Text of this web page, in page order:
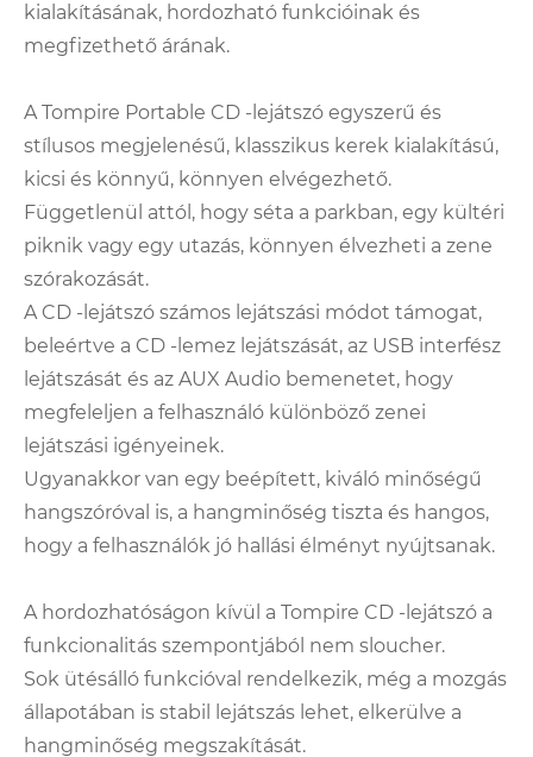
kialakításának, hordozható funkcióinak és
megfizethető árának.
A Tompire Portable CD -lejátszó egyszerű és
stílusos megjelenésű, klasszikus kerek kialakítású,
kicsi és könnyű, könnyen elvégezhető.
Függetlenül attól, hogy séta a parkban, egy kültéri
piknik vagy egy utazás, könnyen élvezheti a zene
szórakozását.
A CD -lejátszó számos lejátszási módot támogat,
beleértve a CD -lemez lejátszását, az USB interfész
lejátszását és az AUX Audio bemenetet, hogy
megfeleljen a felhasználó különböző zenei
lejátszási igényeinek.
Ugyanakkor van egy beépített, kiváló minőségű
hangszóróval is, a hangminőség tiszta és hangos,
hogy a felhasználók jó hallási élményt nyújtsanak.
A hordozhatóságon kívül a Tompire CD -lejátszó a
funkcionalitás szempontjából nem sloucher.
Sok ütésálló funkcióval rendelkezik, még a mozgás
állapotában is stabil lejátszás lehet, elkerülve a
hangminőség megszakítását.